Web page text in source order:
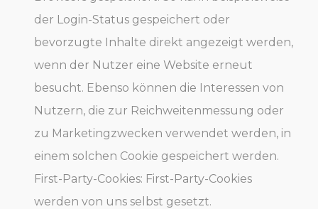
der Login-Status gespeichert oder
bevorzugte Inhalte direkt angezeigt werden,
wenn der Nutzer eine Website erneut
besucht. Ebenso können die Interessen von
Nutzern, die zur Reichweitenmessung oder
zu Marketingzwecken verwendet werden, in
einem solchen Cookie gespeichert werden.
First-Party-Cookies: First-Party-Cookies
werden von uns selbst gesetzt.